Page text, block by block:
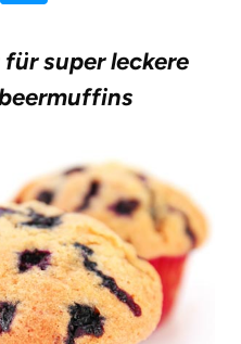
super leckere